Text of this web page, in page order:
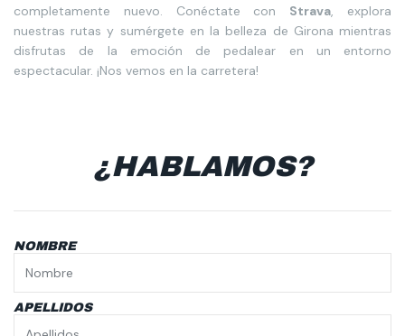
completamente nuevo. Conéctate con Strava, explora
nuestras rutas y sumérgete en la belleza de Girona mientras
disfrutas de la emoción de pedalear en un entorno
espectacular. ¡Nos vemos en la carretera!
¿HABLAMOS?
NOMBRE
APELLIDOS